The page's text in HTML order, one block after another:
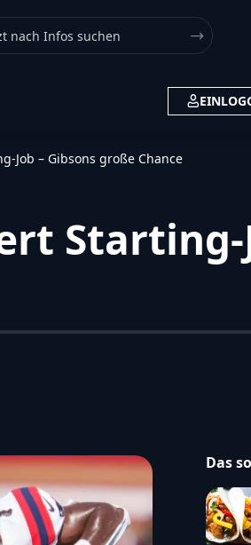
Job – Gibsons große Chance
Starting-
Das